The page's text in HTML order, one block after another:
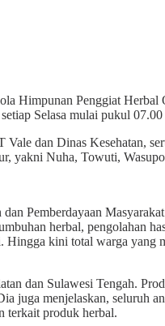
Himpunan Penggiat Herbal
Selasa mulai pukul
dan Dinas Kesehatan,
yakni Nuha, Towuti,
Pemberdayaan
herbal, pengolahan
kini total warga yang
dan Sulawesi Tengah.
juga menjelaskan, seluruh
terkait produk herbal.